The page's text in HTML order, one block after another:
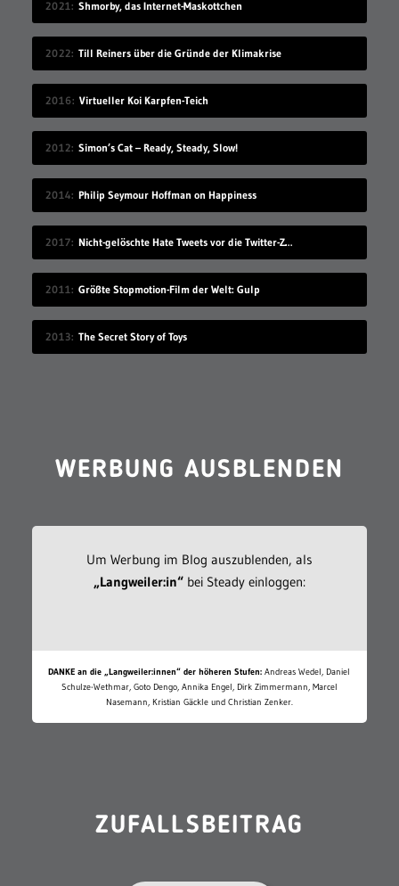
2021 Shmorby, das Internet-Maskottchen
2022 Till Reiners über die Gründe der Klimakrise
2016 Virtueller Koi Karpfen-Teich
2012 Simon’s Cat – Ready, Steady, Slow!
2014 Philip Seymour Hoffman on Happiness
2017 Nicht-gelöschte Hate Tweets vor die Twitter-Zentrale gesprüht
2011 Größte Stopmotion-Film der Welt: Gulp
2013 The Secret Story of Toys
WERBUNG AUSBLENDEN
Um Werbung im Blog auszublenden, als
„Langweiler:in“bei Steady einloggen:
DANKE an die „Langweiler:innen“ der höheren Stufen: Andreas Wedel, Daniel
Schulze-Wethmar, Goto Dengo, Annika Engel, Dirk Zimmermann, Marcel
Nasemann, Kristian Gäckle und Christian Zenker.
ZUFALLSBEITRAG